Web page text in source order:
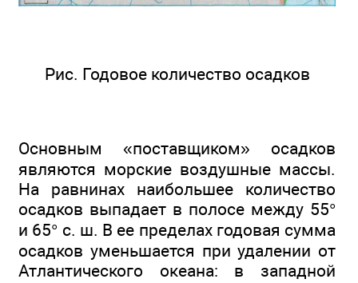
Рис. Годовое количество осадков
Основным «поставщиком» осадков
являются морские воздушные массы.
На равнинах наибольшее количество
осадков выпадает в полосе между 55°
и 65° с. ш. В ее пределах годовая сумма
осадков уменьшается при удалении от
Атлантического океана: в западной